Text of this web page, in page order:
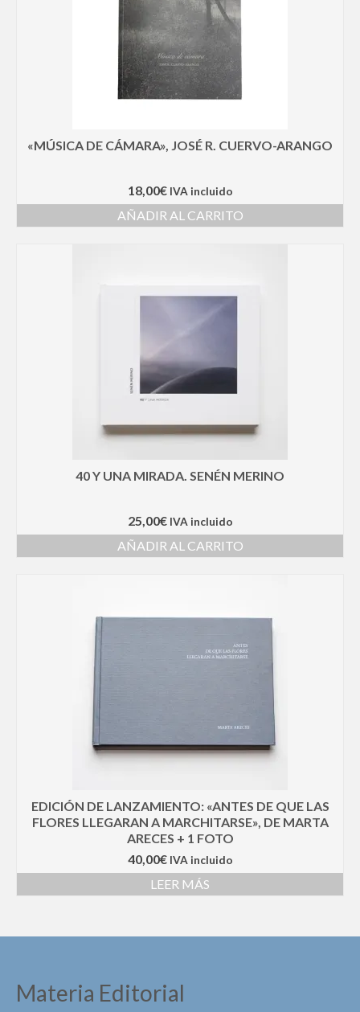
«MÚSICA DE CÁMARA», JOSÉ R. CUERVO-ARANGO
18,00€ IVA incluido
AÑADIR AL CARRITO
40 Y UNA MIRADA. SENÉN MERINO
25,00€ IVA incluido
AÑADIR AL CARRITO
EDICIÓN DE LANZAMIENTO: «ANTES DE QUE LAS
FLORES LLEGARAN A MARCHITARSE», DE MARTA
ARECES + 1 FOTO
40,00€ IVA incluido
LEER MÁS
Materia Editorial